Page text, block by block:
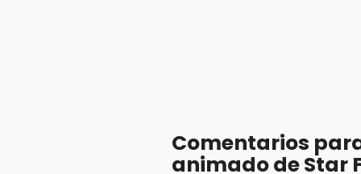
Comentarios
animado de Star